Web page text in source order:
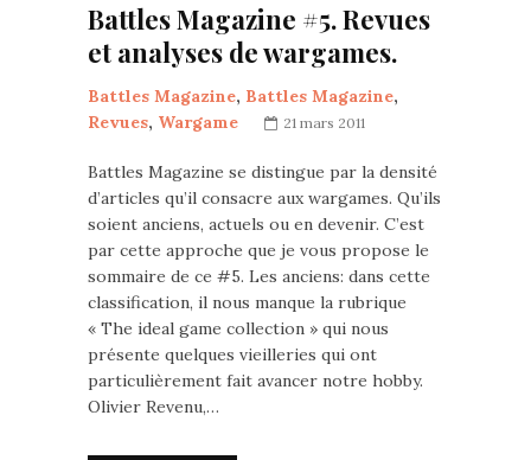
Battles Magazine #5. Revues
et analyses de wargames.
Battles Magazine, Battles Magazine,
Revues, Wargame 21 mars 2011
Battles Magazine se distingue par la densité
d’articles qu’il consacre aux wargames. Qu’ils
soient anciens, actuels ou en devenir. C’est
par cette approche que je vous propose le
sommaire de ce #5. Les anciens: dans cette
classification, il nous manque la rubrique
« The ideal game collection » qui nous
présente quelques vieilleries qui ont
particulièrement fait avancer notre hobby.
Olivier Revenu,…